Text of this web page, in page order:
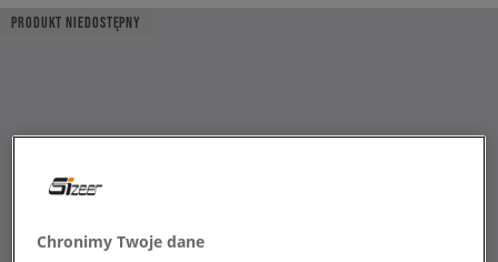
PRODUKT NIEDOSTĘPNY
Chronimy Twoje dane